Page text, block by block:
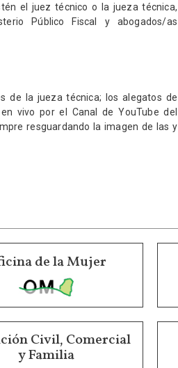
el juez técnico o la jueza técnica,
Público Fiscal y abogados/as
de la jueza técnica; los alegatos de
vivo por el Canal de YouTube del
resguardando la imagen de las y
de la Mujer
Civil, Comercial
y Familia